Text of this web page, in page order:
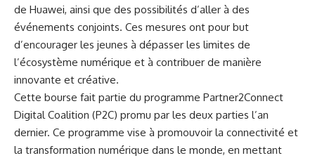
de Huawei, ainsi que des possibilités d’aller à des
événements conjoints. Ces mesures ont pour but
d’encourager les jeunes à dépasser les limites de
l’écosystème numérique et à contribuer de manière
innovante et créative.
Cette bourse fait partie du programme Partner2Connect
Digital Coalition (P2C) promu par les deux parties l’an
dernier. Ce programme vise à promouvoir la connectivité et
la transformation numérique dans le monde, en mettant